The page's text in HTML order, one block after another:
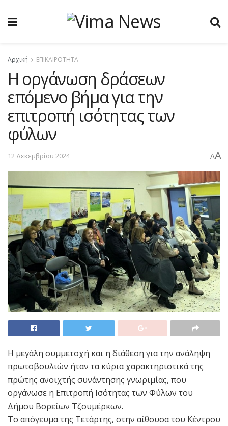
Αρχική ΕΠΙΚΑΙΡΟΤΗΤΑ
Η οργάνωση δράσεων
επόμενο βήμα για την
επιτροπή ισότητας των
φύλων
12 Δεκεμβρίου 2024 AA
Η μεγάλη συμμετοχή και η διάθεση για την ανάληψη
πρωτοβουλιών ήταν τα κύρια χαρακτηριστικά της
πρώτης ανοιχτής συνάντησης γνωριμίας, που
οργάνωσε η Επιτροπή Ισότητας των Φύλων του
Δήμου Βορείων Τζουμέρκων.
Το απόγευμα της Τετάρτης, στην αίθουσα του Κέντρου